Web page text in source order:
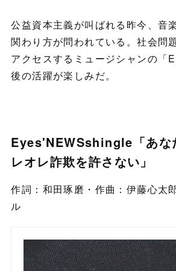
公益資本主義が叫ばれる昨今、音
関わり方が問われている。社会問
アクセスするミュージシャンの「
後の活躍が楽しみだ。
Eyes'NEWSshingle「あな
レオレ詐欺を許さない」
作詞：和田琢磨・作曲：伊藤心太
ル